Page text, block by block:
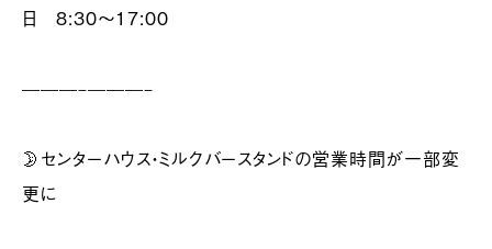
日 8:30〜17:00
———–———–
🌛センターハウス・ミルクバースタンドの営業時間が一部変
更に